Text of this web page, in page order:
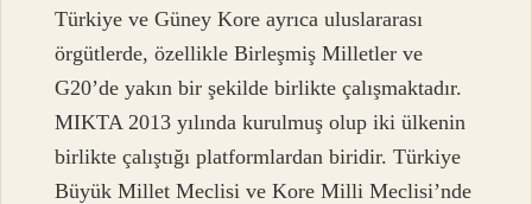
Türkiye ve Güney Kore ayrıca uluslararası
örgütlerde, özellikle Birleşmiş Milletler ve
G20’de yakın bir şekilde birlikte çalışmaktadır.
MIKTA 2013 yılında kurulmuş olup iki ülkenin
birlikte çalıştığı platformlardan biridir. Türkiye
Büyük Millet Meclisi ve Kore Milli Meclisi’nde